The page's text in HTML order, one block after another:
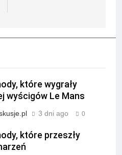
które wygrały
wyścigów Le Mans
3 dni ago 0
które przeszły